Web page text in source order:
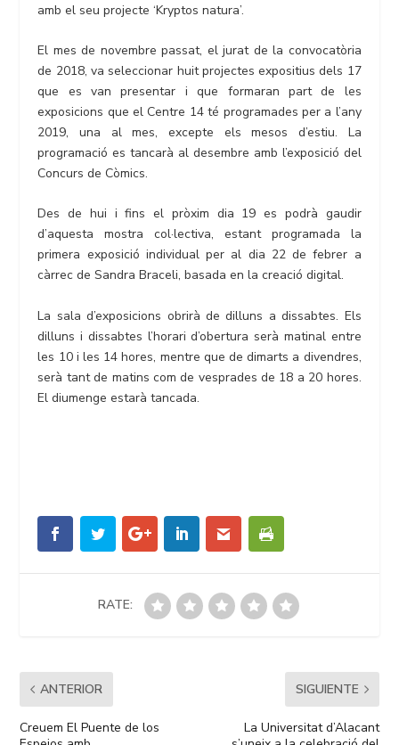
amb el seu projecte ‘Kryptos natura’.
El mes de novembre passat, el jurat de la convocatòria
de 2018, va seleccionar huit projectes expositius dels 17
que es van presentar i que formaran part de les
exposicions que el Centre 14 té programades per a l’any
2019, una al mes, excepte els mesos d’estiu. La
programació es tancarà al desembre amb l’exposició del
Concurs de Còmics.
Des de hui i fins el pròxim dia 19 es podrà gaudir
d’aquesta mostra col·lectiva, estant programada la
primera exposició individual per al dia 22 de febrer a
càrrec de Sandra Braceli, basada en la creació digital.
La sala d’exposicions obrirà de dilluns a dissabtes. Els
dilluns i dissabtes l’horari d’obertura serà matinal entre
les 10 i les 14 hores, mentre que de dimarts a divendres,
serà tant de matins com de vesprades de 18 a 20 hores.
El diumenge estarà tancada.
RATE:
ANTERIOR
Creuem El Puente de los
SIGUIENTE
La Universitat d’Alacant